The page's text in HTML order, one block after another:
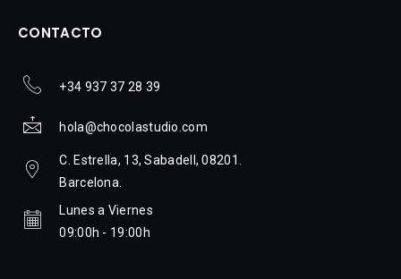
CONTACTO
+34 937 37 28 39
hola@chocolastudio.com
C. Estrella, 13, Sabadell, 08201.
Barcelona.
Lunes a Viernes
09:00h - 19:00h